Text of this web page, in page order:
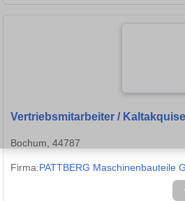
Vertriebsmitarbeiter /
Bochum, 44787
Firma:PATTBERG Maschinenbauteile